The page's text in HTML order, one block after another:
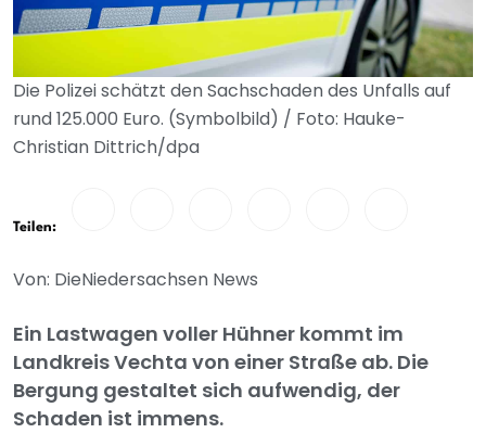
Die Polizei schätzt den Sachschaden des Unfalls auf
rund 125.000 Euro. (Symbolbild) / Foto: Hauke-
Christian Dittrich/dpa
Teilen:
Von: DieNiedersachsen News
Ein Lastwagen voller Hühner kommt im
Landkreis Vechta von einer Straße ab. Die
Bergung gestaltet sich aufwendig, der
Schaden ist immens.